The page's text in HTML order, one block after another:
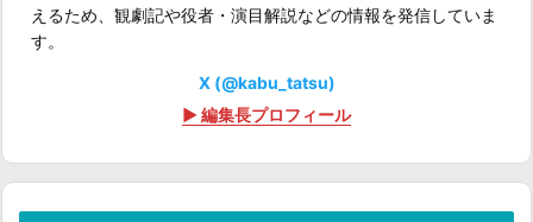
えるため、観劇記や役者・演目解説などの情報を発信していま
す。
X (@kabu_tatsu)
▶ 編集長プロフィール